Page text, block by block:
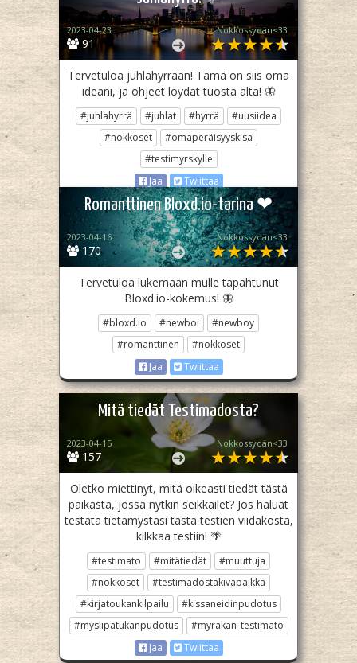
91
2023-04-23 Nokkossydän<33
Tervetuloa juhlahyrrään! Tämä on siis oma
ideani, ja ohjeet löydät tuosta alta! 🦋
#juhlahyrrä #juhlat #hyrrä
#uusiidea
#nokkoset
#omaperäisyyskisa
#testimyrskylle
Jaa
Twiittaa
Romanttinen Bloxd.io-tarina ❤
170
2023-04-16 Nokkossydän<33
Tervetuloa lukemaan mulle tapahtunut
Bloxd.io-kokemus! 🦋
#bloxd.io #newboi
#newboy
#romanttinen
#nokkoset
Jaa
Twiittaa
Mitä tiedät Testimadosta?
157
2023-04-15 Nokkossydän<33
Oletko miettinyt, mitä oikeasti tiedät tästä
paikasta, jossa nytkin seikkailet? Jos haluat
testata tietämystäsi tästä testien viidakosta,
kilkkaa testiin! 🌴
#testimato #mitätiedät
#muuttuja
#nokkoset
#testimadostakivapaikka
#kirjatoukankilpailu
#kissaneidinpudotus
#myslipatukanpudotus
#myräkän_testimato
Jaa
Twiittaa